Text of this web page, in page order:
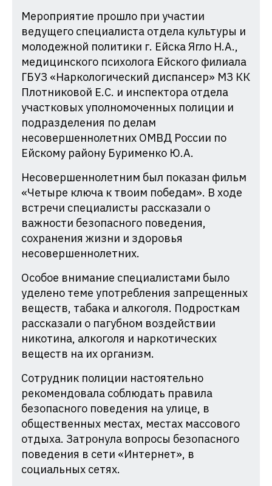
Мероприятие прошло при участии
ведущего специалиста отдела культуры и
молодежной политики г. Ейска Ягло Н.А.,
медицинского психолога Ейского филиала
ГБУЗ «Наркологический диспансер» МЗ КК
Плотниковой Е.С. и инспектора отдела
участковых уполномоченных полиции и
подразделения по делам
несовершеннолетних ОМВД России по
Ейскому району Бурименко Ю.А.
Несовершеннолетним был показан фильм
«Четыре ключа к твоим победам». В ходе
встречи специалисты рассказали о
важности безопасного поведения,
сохранения жизни и здоровья
несовершеннолетних.
Особое внимание специалистами было
уделено теме употребления запрещенных
веществ, табака и алкоголя. Подросткам
рассказали о пагубном воздействии
никотина, алкоголя и наркотических
веществ на их организм.
Сотрудник полиции настоятельно
рекомендовала соблюдать правила
безопасного поведения на улице, в
общественных местах, местах массового
отдыха. Затронула вопросы безопасного
поведения в сети «Интернет», в
социальных сетях.